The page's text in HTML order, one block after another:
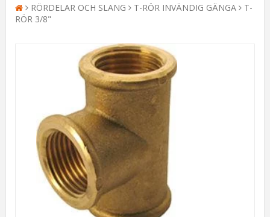
RÖRDELAR OCH SLANG T-RÖR INVÄNDIG GÄNGA
T-
RÖR 3/8"